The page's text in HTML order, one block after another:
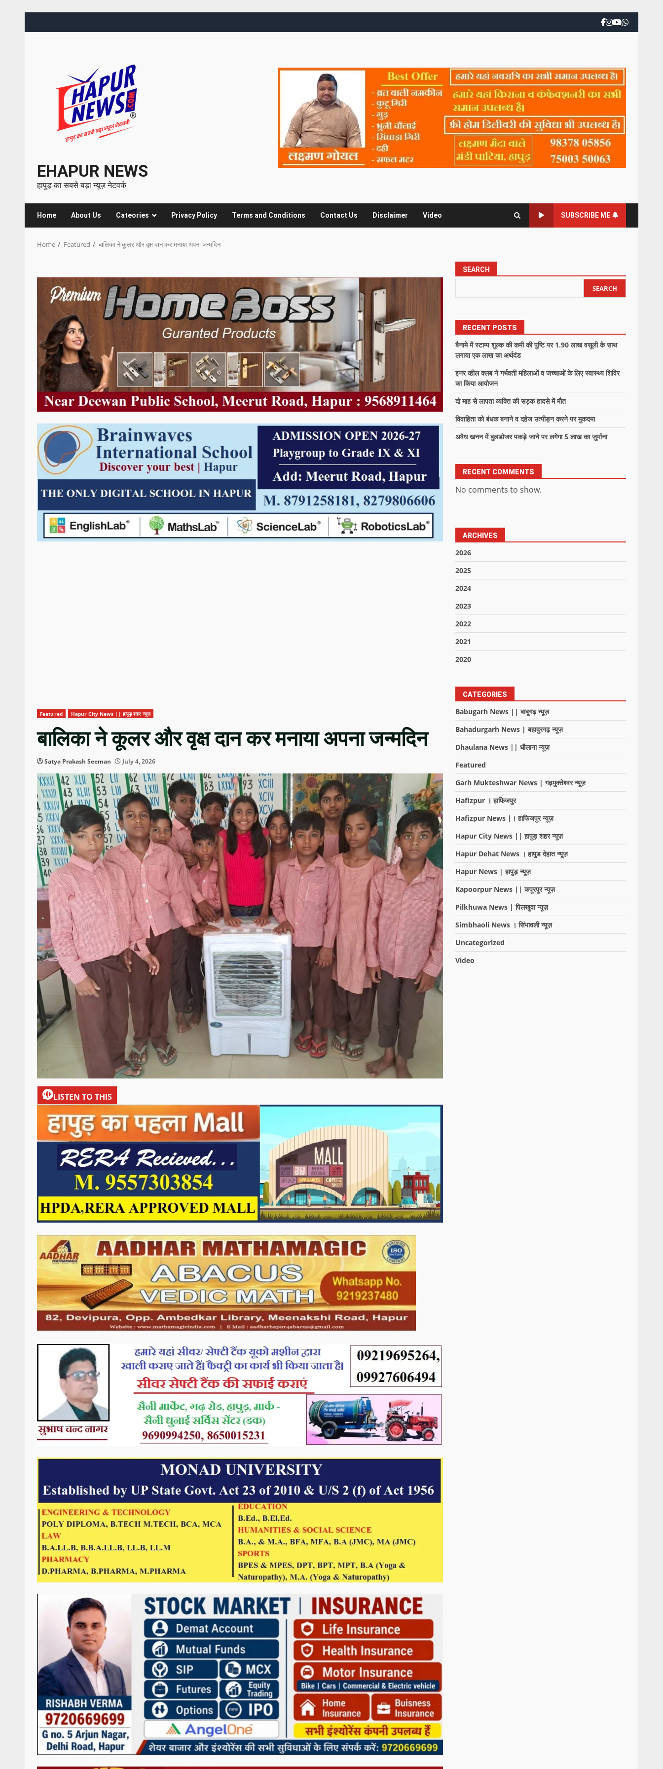
EHAPUR NEWS
हापुड़ का सबसे बड़ा न्यूज़ नेटवर्क
Home About Us Cateories Privacy Policy Terms and Conditions Contact Us Disclaimer Video SUBSCRIBE ME 🔔
Home Featured बालिका ने कूलर और वृक्ष दान कर मनाया अपना जन्मदिन
Featured Hapur City News || हापुड़ शहर न्यूज़
बालिका ने कूलर और वृक्ष दान कर मनाया अपना जन्मदिन
Satya Prakash Seeman July 4, 2026
LISTEN TO THIS
SEARCH
SEARCH
RECENT POSTS
बैनामे में स्टाम्प शुल्क की कमी की पुष्टि पर 1.90 लाख वसूली के साथ
लगाया एक लाख का अर्थदंड
इनर व्हील क्लब ने गर्भवती महिलाओं व जच्चाओं के लिए स्वास्थ्य शिविर
का किया आयोजन
दो माह से लापता व्यक्ति की सड़क हादसे में मौत
विवाहिता को बंधक बनाने व दहेज उत्पीड़न करने पर मुकदमा
अवैध खनन में बुलडोजर पकड़े जाने पर लगेगा 5 लाख का जुर्माना
RECENT COMMENTS
No comments to show.
ARCHIVES
2026
2025
2024
2023
2022
2021
2020
CATEGORIES
Babugarh News || बाबूगढ़ न्यूज़
Bahadurgarh News | बहादुरगढ़ न्यूज़
Dhaulana News || धौलाना न्यूज़
Featured
Garh Mukteshwar News | गढ़मुक्तेश्वर न्यूज़
Hafizpur । हाफिजपुर
Hafizpur News |। हाफिजपुर न्यूज़
Hapur City News || हापुड़ शहर न्यूज़
Hapur Dehat News । हापुड देहात न्यूज़
Hapur News | हापुड़ न्यूज़
Kapoorpur News || कपूरपुर न्यूज़
Pilkhuwa News | पिलखुवा न्यूज़
Simbhaoli News । सिंभावली न्यूज़
Uncategorized
Video